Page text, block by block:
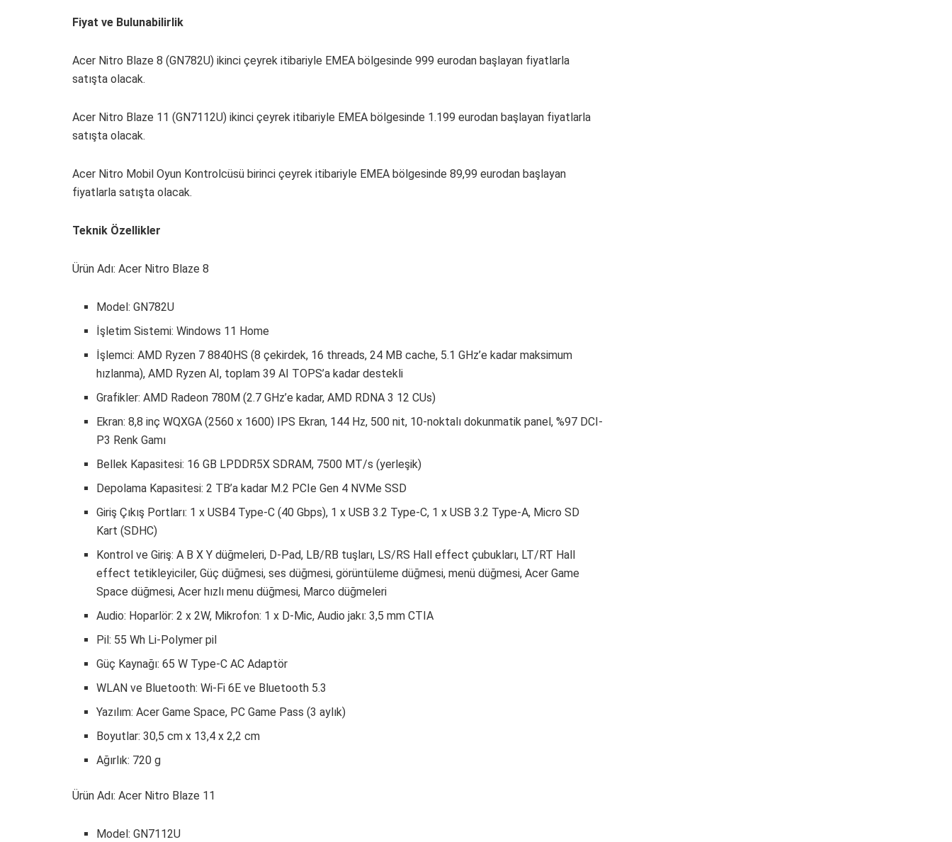
Fiyat ve Bulunabilirlik
Acer Nitro Blaze 8 (GN782U) ikinci çeyrek itibariyle EMEA bölgesinde 999 eurodan başlayan fiyatlarla
satışta olacak.
Acer Nitro Blaze 11 (GN7112U) ikinci çeyrek itibariyle EMEA bölgesinde 1.199 eurodan başlayan fiyatlarla
satışta olacak.
Acer Nitro Mobil Oyun Kontrolcüsü birinci çeyrek itibariyle EMEA bölgesinde 89,99 eurodan başlayan
fiyatlarla satışta olacak.
Teknik Özellikler
Ürün Adı: Acer Nitro Blaze 8
Model: GN782U
İşletim Sistemi: Windows 11 Home
İşlemci: AMD Ryzen 7 8840HS (8 çekirdek, 16 threads, 24 MB cache, 5.1 GHz’e kadar maksimum
hızlanma), AMD Ryzen AI, toplam 39 AI TOPS’a kadar destekli
Grafikler: AMD Radeon 780M (2.7 GHz’e kadar, AMD RDNA 3 12 CUs)
Ekran: 8,8 inç WQXGA (2560 x 1600) IPS Ekran, 144 Hz, 500 nit, 10-noktalı dokunmatik panel, %97 DCI-
P3 Renk Gamı
Bellek Kapasitesi: 16 GB LPDDR5X SDRAM, 7500 MT/s (yerleşik)
Depolama Kapasitesi: 2 TB’a kadar M.2 PCIe Gen 4 NVMe SSD
Giriş Çıkış Portları: 1 x USB4 Type-C (40 Gbps), 1 x USB 3.2 Type-C, 1 x USB 3.2 Type-A, Micro SD
Kart (SDHC)
Kontrol ve Giriş: A B X Y düğmeleri, D-Pad, LB/RB tuşları, LS/RS Hall effect çubukları, LT/RT Hall
effect tetikleyiciler, Güç düğmesi, ses düğmesi, görüntüleme düğmesi, menü düğmesi, Acer Game
Space düğmesi, Acer hızlı menu düğmesi, Marco düğmeleri
Audio: Hoparlör: 2 x 2W, Mikrofon: 1 x D-Mic, Audio jakı: 3,5 mm CTIA
Pil: 55 Wh Li-Polymer pil
Güç Kaynağı: 65 W Type-C AC Adaptör
WLAN ve Bluetooth: Wi-Fi 6E ve Bluetooth 5.3
Yazılım: Acer Game Space, PC Game Pass (3 aylık)
Boyutlar: 30,5 cm x 13,4 x 2,2 cm
Ağırlık: 720 g
Ürün Adı: Acer Nitro Blaze 11
Model: GN7112U